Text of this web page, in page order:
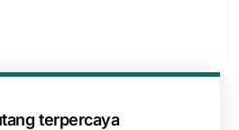
terpercaya